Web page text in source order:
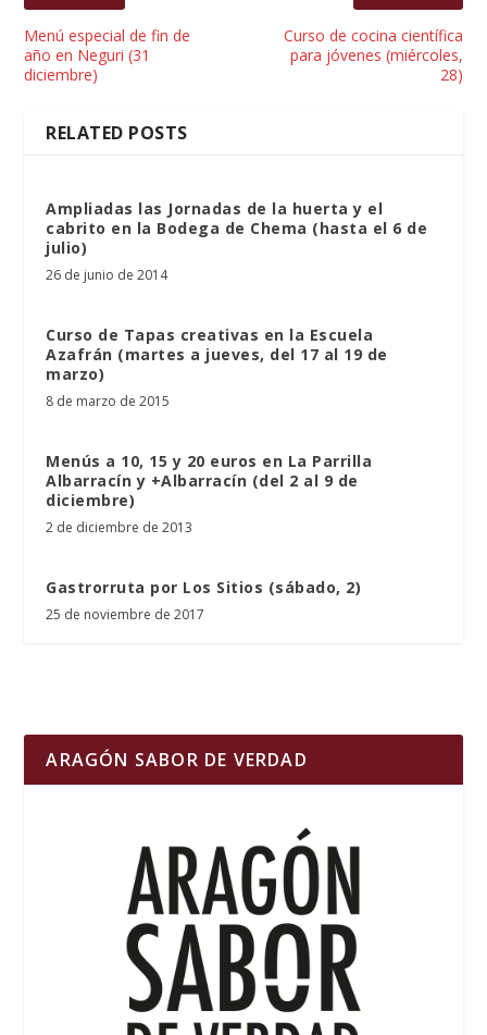
Menú especial de fin de
año en Neguri (31
diciembre)
Curso de cocina científica
para jóvenes (miércoles,
28)
RELATED POSTS
Ampliadas las Jornadas de la huerta y el
cabrito en la Bodega de Chema (hasta el 6 de
julio)
26 de junio de 2014
Curso de Tapas creativas en la Escuela
Azafrán (martes a jueves, del 17 al 19 de
marzo)
8 de marzo de 2015
Menús a 10, 15 y 20 euros en La Parrilla
Albarracín y +Albarracín (del 2 al 9 de
diciembre)
2 de diciembre de 2013
Gastrorruta por Los Sitios (sábado, 2)
25 de noviembre de 2017
ARAGÓN SABOR DE VERDAD